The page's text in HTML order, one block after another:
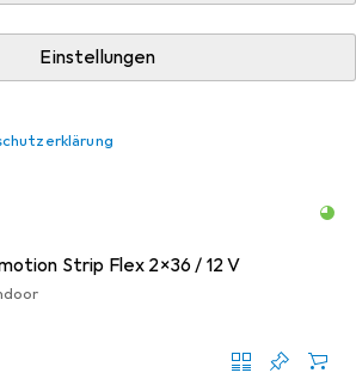
Einstellungen
Strip Flex 2x36 / 12 V